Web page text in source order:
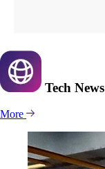
Tech News
More